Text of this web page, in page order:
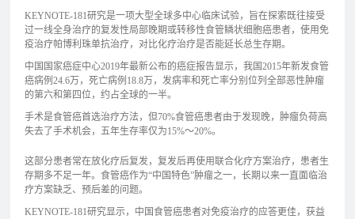
KEYNOTE-181研究是一项大型全球多中心临床试验，旨在探索既往接受
过一线全身治疗的复发性局部晚期或转移性食管鳞状细胞癌患者，使用免
疫治疗帕博利珠单抗治疗，对比化疗治疗是否能延长总生存期。
中国国家癌症中心2019年最新公布的癌症报告显示，我国2015年新发食管
癌病例24.6万，死亡病例18.8万，发病率和死亡率分别位列全部恶性肿瘤
的第六和第四位，约占全球的一半。
手术是食管癌首选治疗方法，但70%食管癌患者由于发现晚，肿瘤负荷高
失去了手术机会，五年生存率仅为15%～20%。
这部分患者常在放化疗后复发，复发后再使用联合化疗方案治疗，患者生
存期多不足一年。食管癌作为“中国特色”肿瘤之一，长期以来一直面临治
疗方案缺乏、预后差的问题。
KEYNOTE-181研究显示，中国食管癌患者对免疫治疗的应答更佳，获益